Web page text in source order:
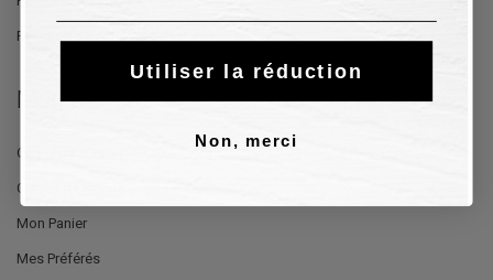
Politique de confidentialité
Mon Compte
Connectez-Vous
Créez un Compte
Mon Panier
Mes Préférés
Utiliser la réduction
Non, merci